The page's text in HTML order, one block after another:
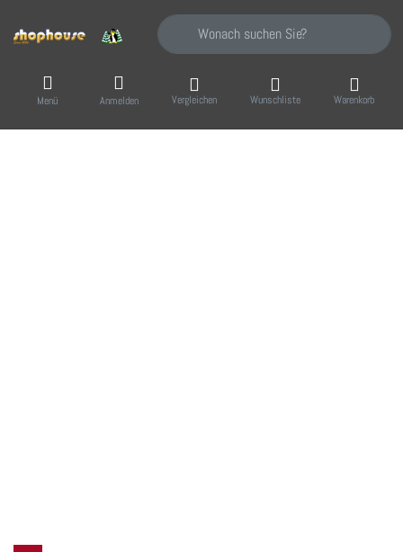
Geben Sie einen Suchbegriff ein. Während
Menü Anmelden Vergleichen Wunschliste Warenkorb